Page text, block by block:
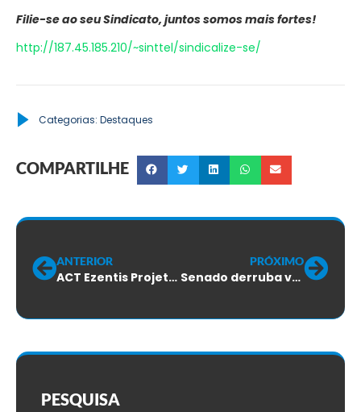
Filie-se ao seu Sindicato, juntos somos mais fortes!
http://187.45.185.210/~sinttel/sindicalize-se/
Categorias: Destaques
COMPARTILHE
ANTERIOR
ACT Ezentis Projeto Bucle é aprovado pela maioria votante
PRÓXIMO
Senado derruba veto de Bolsonaro por 64 a 2 votos
PESQUISA